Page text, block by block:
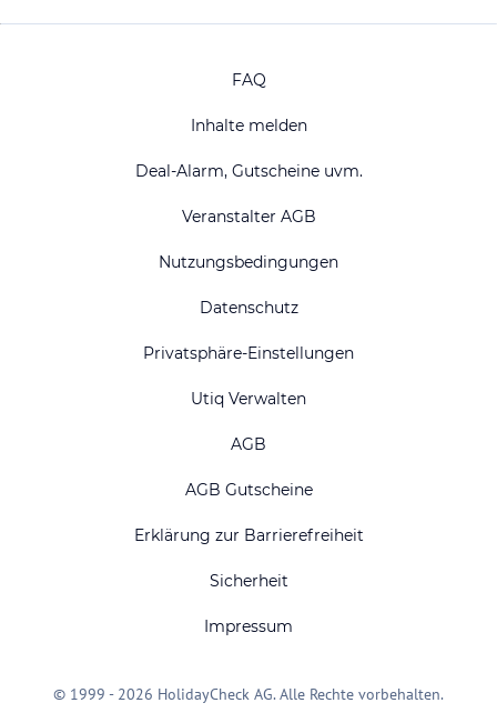
FAQ
Inhalte melden
Deal-Alarm, Gutscheine uvm.
Veranstalter AGB
Nutzungsbedingungen
Datenschutz
Privatsphäre-Einstellungen
Utiq Verwalten
AGB
AGB Gutscheine
Erklärung zur Barrierefreiheit
Sicherheit
Impressum
© 1999 - 2026 HolidayCheck AG. Alle Rechte vorbehalten.